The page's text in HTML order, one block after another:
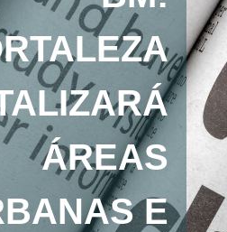
ÁREAS
E